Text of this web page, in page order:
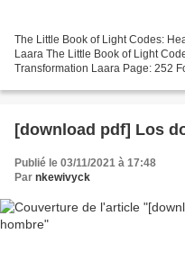
The Little Book of Light Codes:
Laara The Little Book of Light
Transformation Laara Page: 252
[download pdf] Los
Publié le 03/11/2021 à 17:48
Par nkewivyck